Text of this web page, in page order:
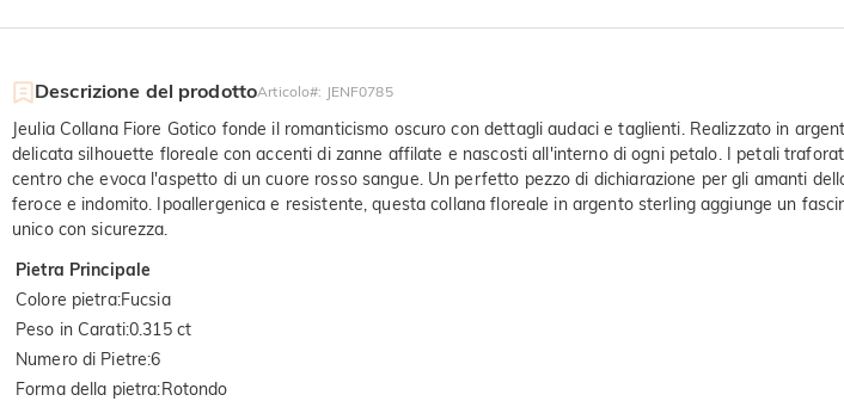
Descrizione del prodottoArticolo#: JENF0785
Jeulia Collana Fiore Gotico fonde il romanticismo oscuro con dettagli audaci e taglienti. Realizzato in
delicata silhouette floreale con accenti di zanne affilate e nascosti all'interno di ogni petalo. I petali
centro che evoca l'aspetto di un cuore rosso sangue. Un perfetto pezzo di dichiarazione per gli amanti
feroce e indomito. Ipoallergenica e resistente, questa collana floreale in argento sterling aggiunge un
unico con sicurezza.
Pietra Principale
Colore pietra:Fucsia
Peso in Carati:0.315 ct
Numero di Pietre:6
Forma della pietra:Rotondo